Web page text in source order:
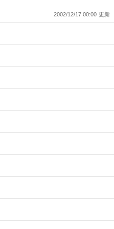
2002/12/17 00:00